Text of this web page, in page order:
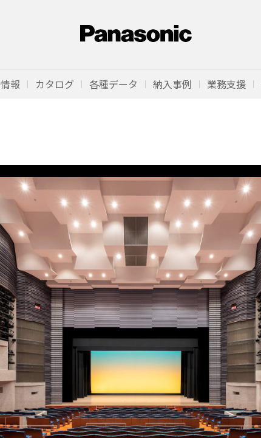
報 カタログ 各種データ 納入事例 業務支援